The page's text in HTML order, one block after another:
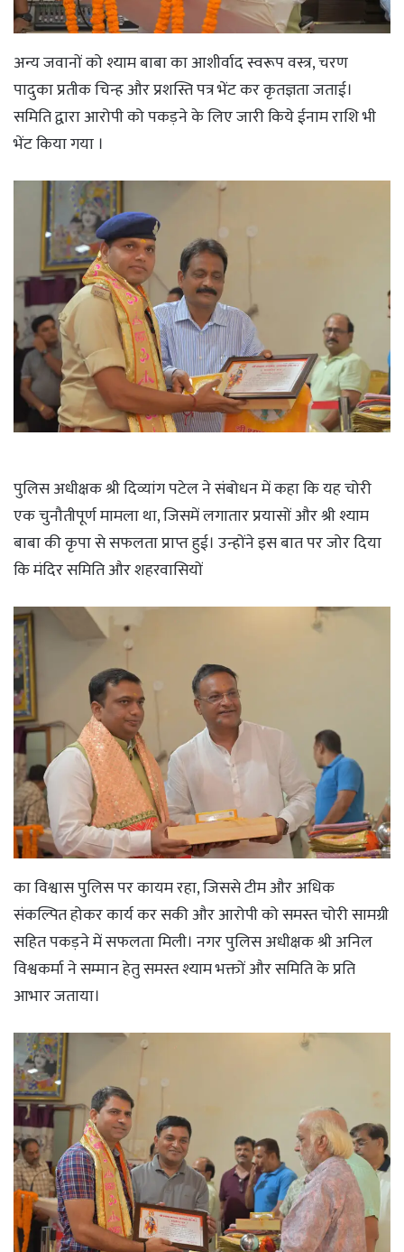
अन्य जवानों को श्याम बाबा का आशीर्वाद स्वरूप वस्त्र, चरण
पादुका प्रतीक चिन्ह और प्रशस्ति पत्र भेंट कर कृतज्ञता जताई।
समिति द्वारा आरोपी को पकड़ने के लिए जारी किये ईनाम राशि भी
भेंट किया गया ।
पुलिस अधीक्षक श्री दिव्यांग पटेल ने संबोधन में कहा कि यह चोरी
एक चुनौतीपूर्ण मामला था, जिसमें लगातार प्रयासों और श्री श्याम
बाबा की कृपा से सफलता प्राप्त हुई। उन्होंने इस बात पर जोर दिया
कि मंदिर समिति और शहरवासियों
का विश्वास पुलिस पर कायम रहा, जिससे टीम और अधिक
संकल्पित होकर कार्य कर सकी और आरोपी को समस्त चोरी सामग्री
सहित पकड़ने में सफलता मिली। नगर पुलिस अधीक्षक श्री अनिल
विश्वकर्मा ने सम्मान हेतु समस्त श्याम भक्तों और समिति के प्रति
आभार जताया।